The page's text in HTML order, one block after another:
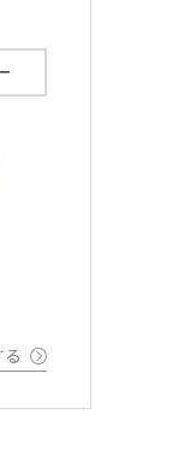
定加工について